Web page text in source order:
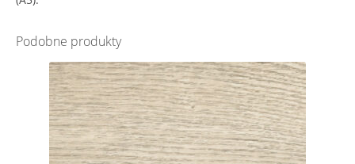
Podobne produkty